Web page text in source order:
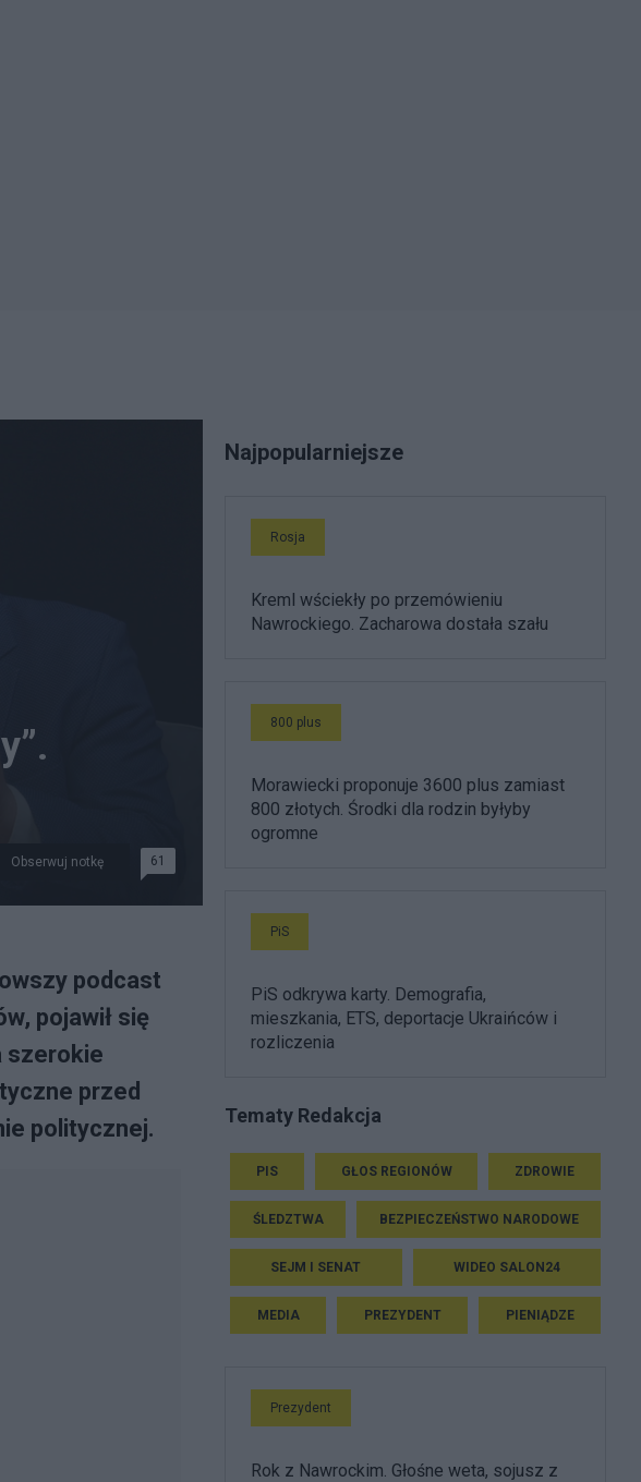
Obserwuj notkę 61
podcast
pojawił się
szerokie
przed
politycznej.
Najpopularniejsze
Rosja
Kreml wściekły po przemówieniu
Nawrockiego. Zacharowa dostała szału
800 plus
Morawiecki proponuje 3600 plus zamiast
800 złotych. Środki dla rodzin byłyby
ogromne
PiS
PiS odkrywa karty. Demografia,
mieszkania, ETS, deportacje Ukraińców i
rozliczenia
Tematy Redakcja
PIS GŁOS REGIONÓW ZDROWIE
ŚLEDZTWA BEZPIECZEŃSTWO NARODOWE
SEJM I SENAT WIDEO SALON24
MEDIA PREZYDENT PIENIĄDZE
Prezydent
Rok z Nawrockim. Głośne weta, sojusz z